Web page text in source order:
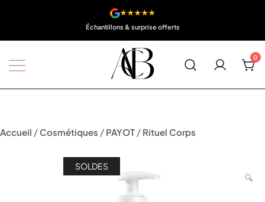
★★★★★
Échantillons & surprise offerts
0
Accueil /Cosmétiques / PAYOT / Rituel Corps
SOLDES
🔍